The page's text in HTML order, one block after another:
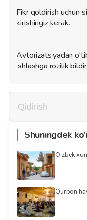
Fikr qoldirish uchun
kirishingiz kerak:
Avtorizatsiyadan
ishlashga rozilik
Shuningdek
O‘zbek
Qurbon